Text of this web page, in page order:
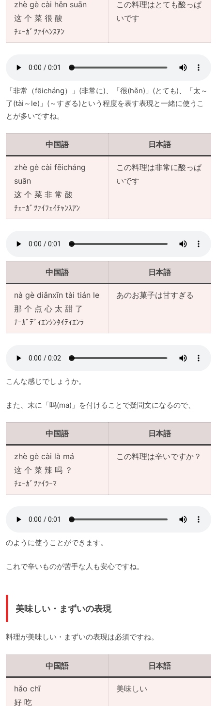
zhè gè cài hěn suān
这 个 菜 很 酸
ﾁｪｰｶﾞﾂｧｲﾍﾝｽｱﾝ
この料理はとても酸っぱ
いです
「非常（fēicháng）」(非常に)、「很(hěn)」(とても)、「太～
了(tài～le)」(～すぎる)という程度を表す表現と一緒に使うこ
とが多いですね。
中国語 日本語
zhè gè cài fēicháng
suān
这 个 菜 非 常 酸
ﾁｪｰｶﾞﾂｧｲﾌｪｲﾁｬﾝｽｱﾝ
この料理は非常に酸っぱ
いです
中国語 日本語
nà gè diǎnxīn tài tián le
那 个 点 心 太 甜 了
ﾅｰｶﾞﾃﾞｨｴﾝｼﾝﾀｲﾃｨｴﾝﾗ
あのお菓子は甘すぎる
こんな感じでしょうか。
また、末に「吗(ma)」を付けることで疑問文になるので、
中国語 日本語
zhè gè cài là má
这 个 菜 辣 吗 ？
ﾁｪｰｶﾞﾂｧｲﾗｰﾏ
この料理は辛いですか？
のように使うことができます。
これで辛いものが苦手な人も安心ですね。
美味しい・まずいの表現
料理が美味しい・まずいの表現は必須ですね。
中国語 日本語
hǎo chī
好 吃
美味しい